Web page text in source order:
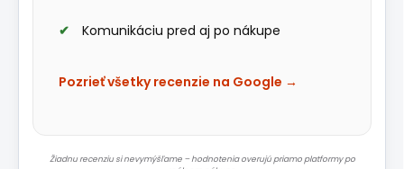
Komunikáciu pred aj po nákupe
Pozrieť všetky recenzie na Google →
Žiadnu recenziu si nevymýšľame – hodnotenia overujú priamo platformy po